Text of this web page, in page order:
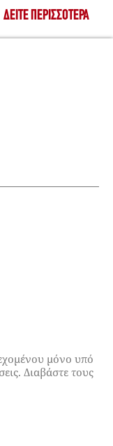
ΔΕΊΤΕ ΠΕΡΙΣΣΌΤΕΡΑ
μόνο υπό
Διαβάστε τους